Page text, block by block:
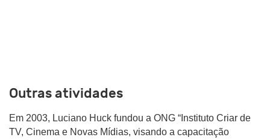
Outras atividades
Em 2003, Luciano Huck fundou a ONG “Instituto Criar de
TV, Cinema e Novas Mídias, visando a capacitação